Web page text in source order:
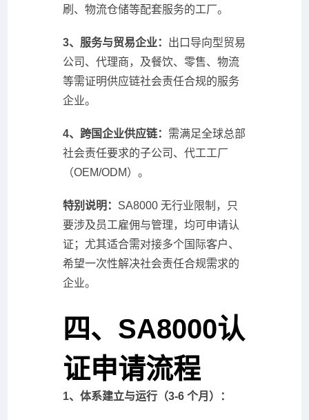
刷、物流仓储等配套服务的工厂。
3、服务与贸易企业： 出口导向型贸易
公司、代理商，及餐饮、零售、物流
等需证明供应链社会责任合规的服务
企业。
4、跨国企业供应链： 需满足全球总部
社会责任要求的子公司、代工工厂
（OEM/ODM）。
特别说明： SA8000 无行业限制，只
要涉及员工雇佣与管理，均可申请认
证；尤其适合需对接多个国际客户、
希望一次性解决社会责任合规需求的
企业。
四、SA8000认
证申请流程
1、体系建立与运行（3-6 个月）：